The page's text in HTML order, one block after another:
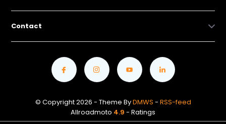
Contact
© Copyright 2026 - Theme ByDMWS - RSS-feed
Allroadmoto 4.9 - Ratings